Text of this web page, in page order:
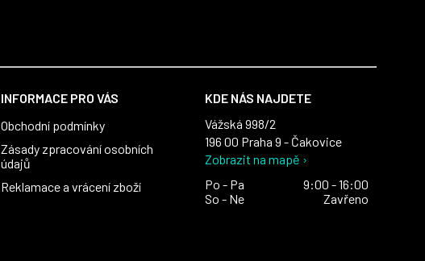
INFORMACE PRO VÁS
Obchodní podmínky
Zásady zpracování osobních
údajů
Reklamace a vrácení zboží
KDE NÁS NAJDETE
Vážská 998/2
196 00 Praha 9 - Čakovice
Zobrazit na mapě ›
Po - Pa
9:00 - 16:00
So - Ne
Zavřeno